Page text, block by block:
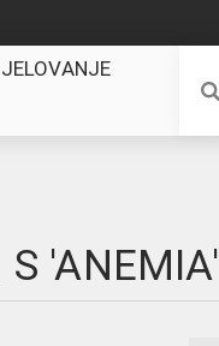
S 'ANEMIA'